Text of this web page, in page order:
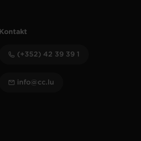
Kontakt
(+352) 42 39 39 1
info@cc.lu